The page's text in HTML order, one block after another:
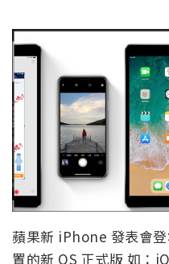
蘋果新 iPhone 發表會
置的新 OS 正式版 如：